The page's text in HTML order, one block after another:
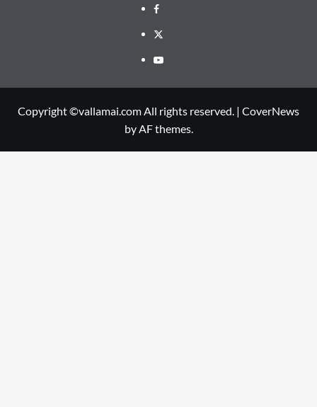
Facebook
Twitter
Youtube
Copyright ©vallamai.com All rights reserved. | CoverNews
by AF themes.